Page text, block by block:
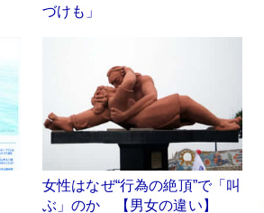
づけも」
女性はなぜ“行為の絶頂”で「叫
ぶ」のか 【男女の違い】